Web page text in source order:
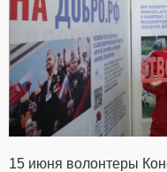
15 июня волонтеры